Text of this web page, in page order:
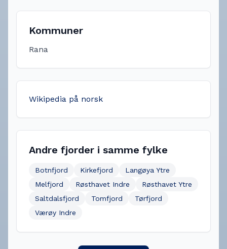
Kommuner
Rana
Wikipedia på norsk
Andre fjorder i samme fylke
Botnfjord Kirkefjord
Langøya Ytre
Melfjord
Røsthavet Indre
Røsthavet Ytre
Saltdalsfjord
Tomfjord
Tørfjord
Værøy Indre